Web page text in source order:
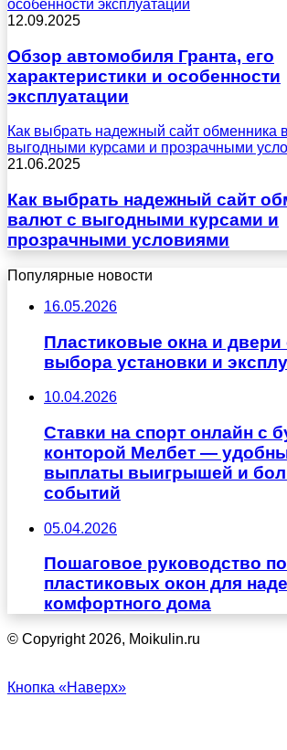
особенности эксплуатации
12.09.2025
Обзор автомобиля Гранта, его
характеристики и особенности
эксплуатации
Как выбрать надежный сайт обменника
выгодными курсами и прозрачными
21.06.2025
Как выбрать надежный сайт
валют с выгодными курсами и
прозрачными условиями
Популярные новости
16.05.2026
Пластиковые окна и двери
выбора установки и
10.04.2026
Ставки на спорт онлайн с
конторой Мелбет —
выплаты выигрышей и
событий
05.04.2026
Пошаговое руководство
пластиковых окон для
комфортного дома
© Copyright 2026, Moikulin.ru
Кнопка «Наверх»